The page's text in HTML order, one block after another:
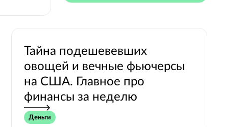
Тайна подешевевших
овощей и вечные фьючерсы
на США. Главное про
финансы за неделю
Деньги